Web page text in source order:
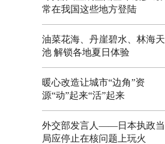
常在我国这些地方登陆
油菜花海、丹崖碧水、林海天
池 解锁各地夏日体验
暖心改造让城市“边角”资
源“动”起来“活”起来
外交部发言人——日本执政当
局应停止在核问题上玩火